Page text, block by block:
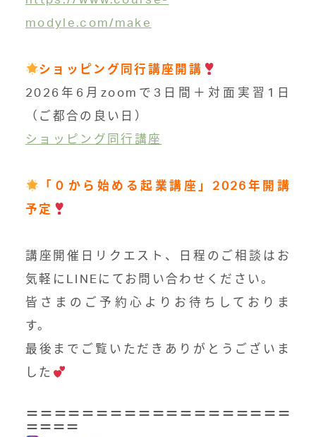
modyle.com/make
ショッピング同行講座開講
2026年6月zoomで3日間＋対面実習1日
（ご都合の良い日）
ショッピング同行講座
「０から始める起業講座」2026年開講
予定
講座開催日リクエスト、日程のご相談はお
気軽にLINEにてお問い合わせください。
皆さまのご予約心よりお待ちしておりま
す。
最後までご覧いただき ありがとうございま
した
＝＝＝＝＝＝＝＝＝＝＝＝＝＝＝＝＝＝＝
＝＝＝＝